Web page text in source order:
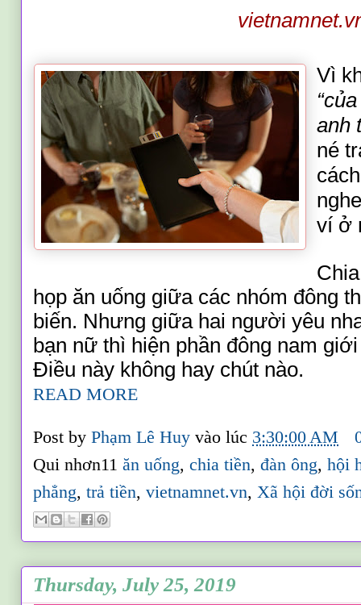
Vì
anh
né
ví ở
họp ăn uống giữa các nhóm đông
biến. Nhưng giữa hai người yêu
bạn nữ thì hiện phần đông nam
Điều này không hay chút nào.
READ MORE
Post byPhạm Lê Huyvào lúc 3:30:00 AM
Qui nhơn11ăn uống,chia tiền,đàn ông,hội
phẳng,trả tiền,vietnamnet.vn,Xã hội đời
Thursday, July 25, 2019